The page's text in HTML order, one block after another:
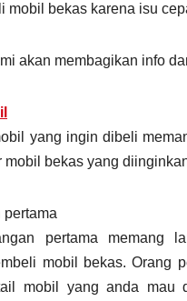
mobil bekas karena isu
akan membagikan info
yang ingin dibeli
mobil bekas yang
pertama
pertama memang
mobil bekas. Orang
mobil yang anda mau